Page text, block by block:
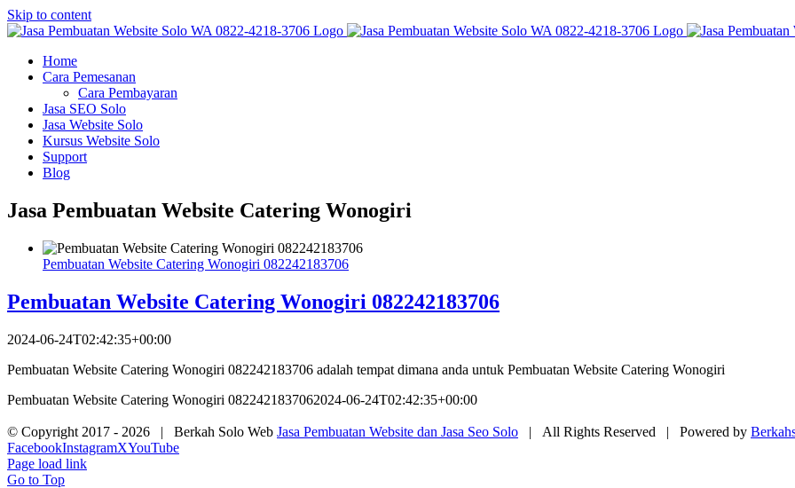
Skip to content
Home
Cara Pemesanan
Cara Pembayaran
Jasa SEO Solo
Jasa Website Solo
Kursus Website Solo
Support
Blog
Jasa Pembuatan Website Catering Wonogiri
Pembuatan Website Catering Wonogiri 082242183706
Pembuatan Website Catering Wonogiri 082242183706
2024-06-24T02:42:35+00:00
Pembuatan Website Catering Wonogiri 082242183706 adalah tempat dimana anda untuk Pembuatan Website Catering Wonogiri
Pembuatan Website Catering Wonogiri 0822421837062024-06-24T02:42:35+00:00
© Copyright 2017 - 2026 | Berkah Solo Web Jasa Pembuatan Website dan Jasa Seo Solo | All Rights Reserved | Powered by
FacebookInstagramXYouTube
Page load link
Go to Top